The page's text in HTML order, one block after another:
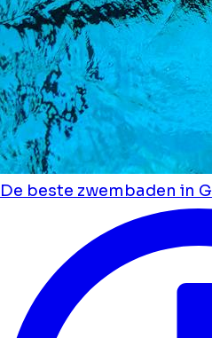
De beste zwembaden in